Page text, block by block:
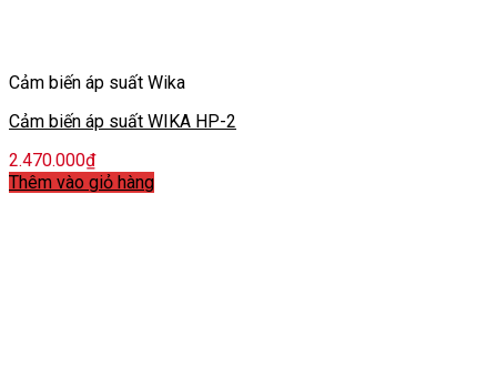
Cảm biến áp suất Wika
Cảm biến áp suất WIKA HP-2
2.470.000₫
Thêm vào giỏ hàng